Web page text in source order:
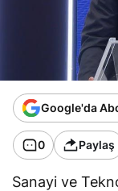
Google'da
0 Paylaş
Sanayi ve